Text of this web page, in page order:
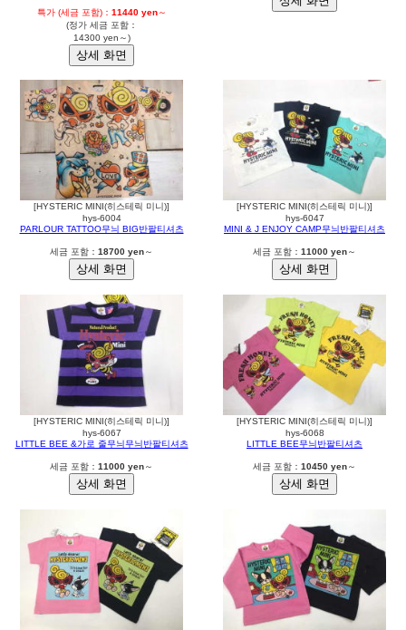
특가 (세금 포함)： 11440 yen～
(정가 세금 포함：
14300 yen～)
[HYSTERIC MINI(히스테릭 미니)]
hys-6004
PARLOUR TATTOO무늬 BIG반팔티셔츠
세금 포함： 18700 yen～
[HYSTERIC MINI(히스테릭 미니)]
hys-6047
MINI & J ENJOY CAMP무늬반팔티셔츠
세금 포함： 11000 yen～
[HYSTERIC MINI(히스테릭 미니)]
hys-6067
LITTLE BEE &가로 줄무늬무늬반팔티셔츠
세금 포함： 11000 yen～
[HYSTERIC MINI(히스테릭 미니)]
hys-6068
LITTLE BEE무늬반팔티셔츠
세금 포함： 10450 yen～